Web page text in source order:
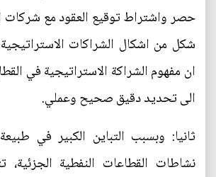
حصر واشتراط توقيع العقود مع شركات
شكل من اشكال الشراكات
ان مفهوم الشراكة الاستراتيجية في
الى تحديد دقيق صحيح وعملي.
ثانيا: وبسبب التباين الكبير في
نشاطات القطاعات النفطية الجزئية،